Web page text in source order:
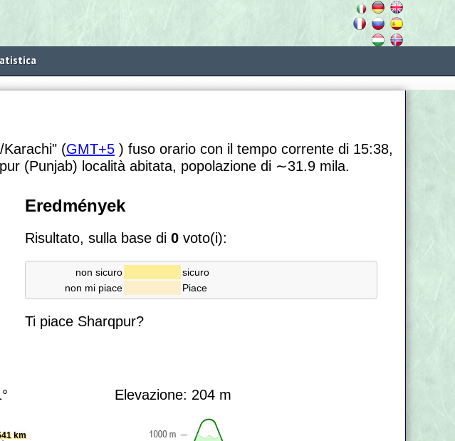
Karachi" (GMT+5 ) fuso orario con il tempo corrente di 15:38,
(Punjab) località abitata, popolazione di ∼31.9 mila.
Eredmények
Risultato, sulla base di0 voto(i):
non sicuro
sicuro
non mi piace
Piace
Ti piace Sharqpur?
km
Elevazione: 204 m